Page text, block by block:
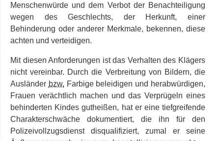
Menschenwürde und dem Verbot der Benachteiligung
wegen des Geschlechts, der Herkunft, einer
Behinderung oder anderer Merkmale, bekennen, diese
achten und verteidigen.
Mit diesen Anforderungen ist das Verhalten des Klägers
nicht vereinbar. Durch die Verbreitung von Bildern, die
Ausländer bzw. Farbige beleidigen und herabwürdigen,
Frauen verächtlich machen und das Verprügeln eines
behinderten Kindes gutheißen, hat er eine tiefgreifende
Charakterschwäche dokumentiert, die ihn für den
Polizeivollzugsdienst disqualifiziert, zumal er seine